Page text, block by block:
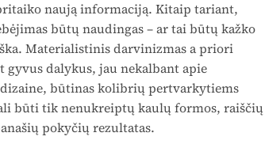
naują informaciją. Kitaip tariant,
būtų naudingas – ar tai būtų kažko
Materialistinis darvinizmas a priori
dalykus, jau nekalbant apie
būtinas kolibrių pertvarkytiems
būti tik nenukreiptų kaulų formos, raiščių
pokyčių rezultatas.